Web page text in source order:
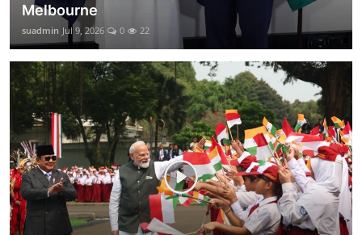
Melbourne
suadmin Jul 9, 2026 0 22